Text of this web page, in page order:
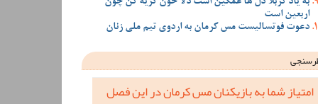
اربعین است
دعوت فوتسالیست مس کرمان به اردوی تیم ملی زنان
امتیاز شما به بازیکنان مس کرمان در این فصل